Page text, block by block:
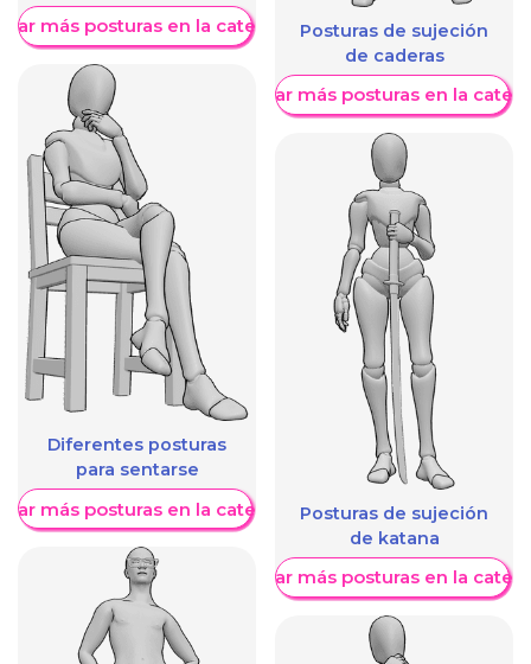
más posturas en la categoría
Diferentes posturas
para sentarse
más posturas en la categoría
Posturas de sujeción
de caderas
Mostrar más posturas en la
Posturas de sujeción
de katana
Mostrar más posturas en la